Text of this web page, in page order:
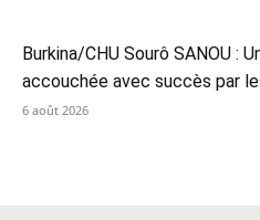
Burkina/CHU Sourô SANOU :
accouchée avec succès par
6 août 2026